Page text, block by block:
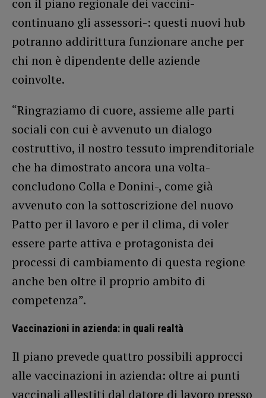
continuano gli assessori-: questi nuovi hub
potranno addirittura funzionare anche per
chi non è dipendente delle aziende
coinvolte.
“Ringraziamo di cuore, assieme alle parti
sociali con cui è avvenuto un dialogo
costruttivo, il nostro tessuto imprenditoriale
che ha dimostrato ancora una volta-
concludono Colla e Donini-, come già
avvenuto con la sottoscrizione del nuovo
Patto per il lavoro e per il clima, di voler
essere parte attiva e protagonista dei
processi di cambiamento di questa regione
anche ben oltre il proprio ambito di
competenza”.
Vaccinazioni in azienda: in quali realtà
Il piano prevede quattro possibili approcci
alle vaccinazioni in azienda: oltre ai punti
vaccinali allestiti dal datore di lavoro presso